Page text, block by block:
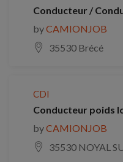
Conducteur /
byCAMIONJOB
35530 Brécé
CDI
Conducteur poids
byCAMIONJOB
35530 NOYAL